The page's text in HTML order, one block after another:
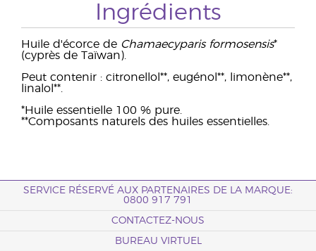
Ingrédients
Huile d'écorce de Chamaecyparis formosensis*
(cyprès de Taïwan).
Peut contenir : citronellol**, eugénol**, limonène**,
linalol**.
*Huile essentielle 100 % pure.
**Composants naturels des huiles essentielles.
SERVICE RÉSERVÉ AUX PARTENAIRES DE LA MARQUE:
0800 917 791
CONTACTEZ-NOUS
BUREAU VIRTUEL